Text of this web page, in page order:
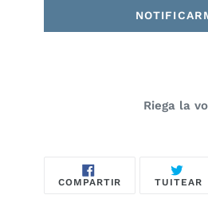
Riega la
COMPARTIR COMPARTIR
TUITEAR